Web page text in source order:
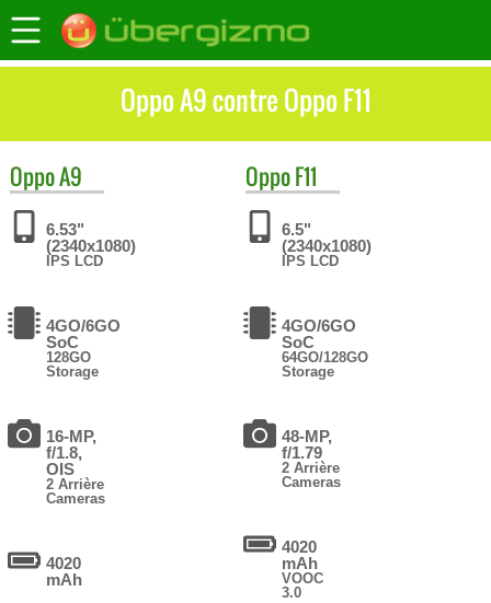
Oppo A9 contre Oppo F11
OppoA9
6.53"
(2340x1080)
IPS LCD
4GO/6GO
SoC
128GO
Storage
16-MP,
f/1.8,
OIS
2 Arrière
Cameras
4020
mAh
OppoF11
6.5"
(2340x1080)
IPS LCD
4GO/6GO
SoC
64GO/128GO
Storage
48-MP,
f/1.79
2 Arrière
Cameras
4020
mAh
VOOC
3.0